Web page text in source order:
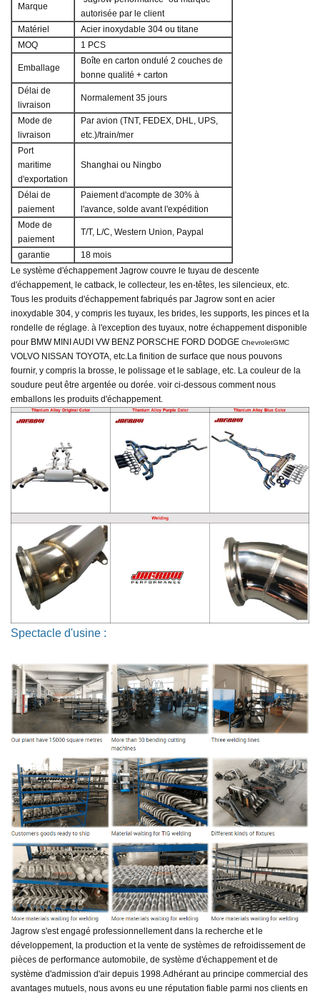
Marque
autorisée par le client
Matériel
Acier inoxydable 304 ou titane
MOQ
1 PCS
Emballage
Boîte en carton ondulé 2 couches de
bonne qualité + carton
Délai de
livraison
Normalement 35 jours
Mode de
livraison
Par avion (TNT, FEDEX, DHL, UPS,
etc.)/train/mer
Port
maritime
d'exportation
Shanghai ou Ningbo
Délai de
paiement
Paiement d'acompte de 30% à
l'avance, solde avant l'expédition
Mode de
paiement
T/T, L/C, Western Union, Paypal
garantie
18 mois
Le système d'échappement Jagrow couvre le tuyau de descente
d'échappement, le catback, le collecteur, les en-têtes, les silencieux, etc.
Tous les produits d'échappement fabriqués par Jagrow sont en acier
inoxydable 304, y compris les tuyaux, les brides, les supports, les pinces et la
rondelle de réglage. à l'exception des tuyaux, notre échappement disponible
pour BMW MINI AUDI VW BENZ PORSCHE FORD DODGE ChevroletGMC
VOLVO NISSAN TOYOTA, etc.La finition de surface que nous pouvons
fournir, y compris la brosse, le polissage et le sablage, etc. La couleur de la
soudure peut être argentée ou dorée. voir ci-dessous comment nous
emballons les produits d'échappement.
Spectacle d'usine :
Jagrow s'est engagé professionnellement dans la recherche et le
développement, la production et la vente de systèmes de refroidissement de
pièces de performance automobile, de système d'échappement et de
système d'admission d'air depuis 1998.Adhérant au principe commercial des
avantages mutuels, nous avons eu une réputation fiable parmi nos clients en